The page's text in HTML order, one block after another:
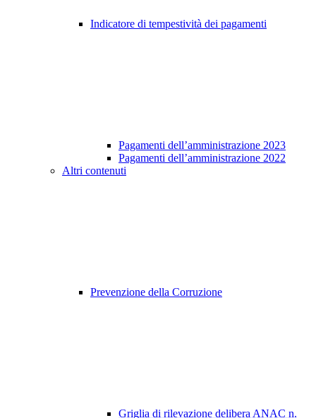
Indicatore di tempestività dei pagamenti
Pagamenti dell’amministrazione 2023
Pagamenti dell’amministrazione 2022
Altri contenuti
Prevenzione della Corruzione
Griglia di rilevazione delibera ANAC n.